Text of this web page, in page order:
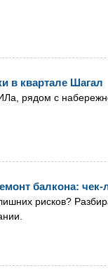
в квартале Шагал
рядом с
балкона:
рисков?